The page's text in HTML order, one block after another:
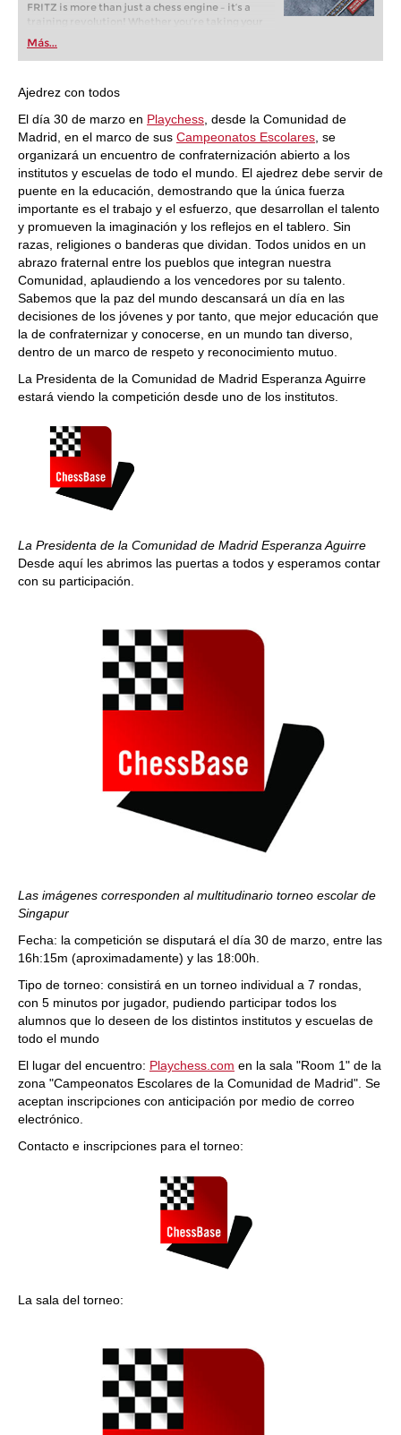
FRITZ is more than just a chess engine – it’s a
training revolution! Whether you’re taking your
first steps into the world of club chess, or already
playing at a tournament level: with FRITZ, you can
train more efficiently, intelligently and with a
Más...
Ajedrez con todos
El día 30 de marzo en Playchess , desde la Comunidad de
Madrid , en el marco de sus Campeonatos Escolares , se
organizará un encuentro de confraternización abierto a los
institutos y escuelas de todo el mundo. El ajedrez debe servir de
puente en la educación, demostrando que la única fuerza
importante es el trabajo y el esfuerzo, que desarrollan el talento
y promueven la imaginación y los reflejos en el tablero. Sin
razas, religiones o banderas que dividan. Todos unidos en un
abrazo fraternal entre los pueblos que integran nuestra
Comunidad, aplaudiendo a los vencedores por su talento.
Sabemos que la paz del mundo descansará un día en las
decisiones de los jóvenes y por tanto, que mejor educación que
la de confraternizar y conocerse, en un mundo tan diverso,
dentro de un marco de respeto y reconocimiento mutuo.
La Presidenta de la Comunidad de Madrid Esperanza Aguirre
estará viendo la competición desde uno de los institutos.
La Presidenta de la Comunidad de Madrid Esperanza Aguirre
Desde aquí les abrimos las puertas a todos y esperamos contar
con su participación.
Las imágenes corresponden al multitudinario torneo escolar de
Singapur
Fecha: la competición se disputará el día 30 de marzo, entre las
16h:15m (aproximadamente) y las 18:00h.
Tipo de torneo: consistirá en un torneo individual a 7 rondas,
con 5 minutos por jugador, pudiendo participar todos los
alumnos que lo deseen de los distintos institutos y escuelas de
todo el mundo
El lugar del encuentro: Playchess.com en la sala "Room 1" de la
zona "Campeonatos Escolares de la Comunidad de Madrid". Se
aceptan inscripciones con anticipación por medio de correo
electrónico.
Contacto e inscripciones para el torneo:
La sala del torneo: